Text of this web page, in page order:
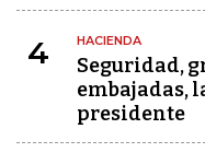
4 HACIENDA
Seguridad,
embajadas,
presidente